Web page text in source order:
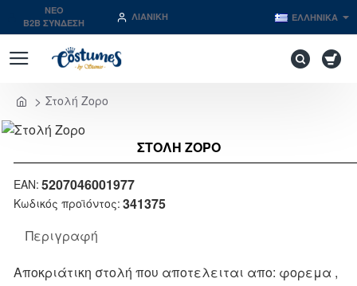
NEO
B2B ΣΥΝΔΕΣΗ
ΛΙΑΝΙΚΉ ΕΛΛΗΝΙΚΆ
Στολή Ζορο
ΣΤΟΛΉ ΖΟΡΟ
Περιγραφή
Αποκριάτικη στολή που αποτελειται απο: φορεμα ,
Κωδικός προϊόντος: 341375
EAN: 5207046001977